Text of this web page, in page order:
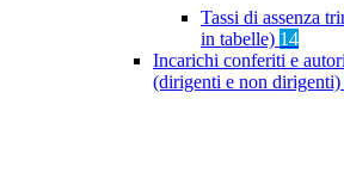
Tassi di assenza
in tabelle) 14
Incarichi conferiti e
(dirigenti e non dirigenti)